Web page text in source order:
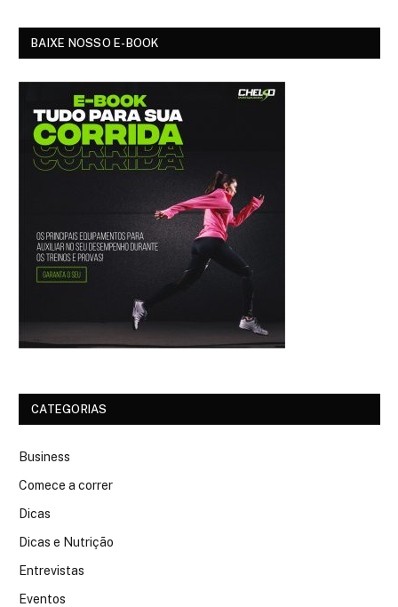
BAIXE NOSSO E-BOOK
CATEGORIAS
Business
Comece a correr
Dicas
Dicas e Nutrição
Entrevistas
Eventos